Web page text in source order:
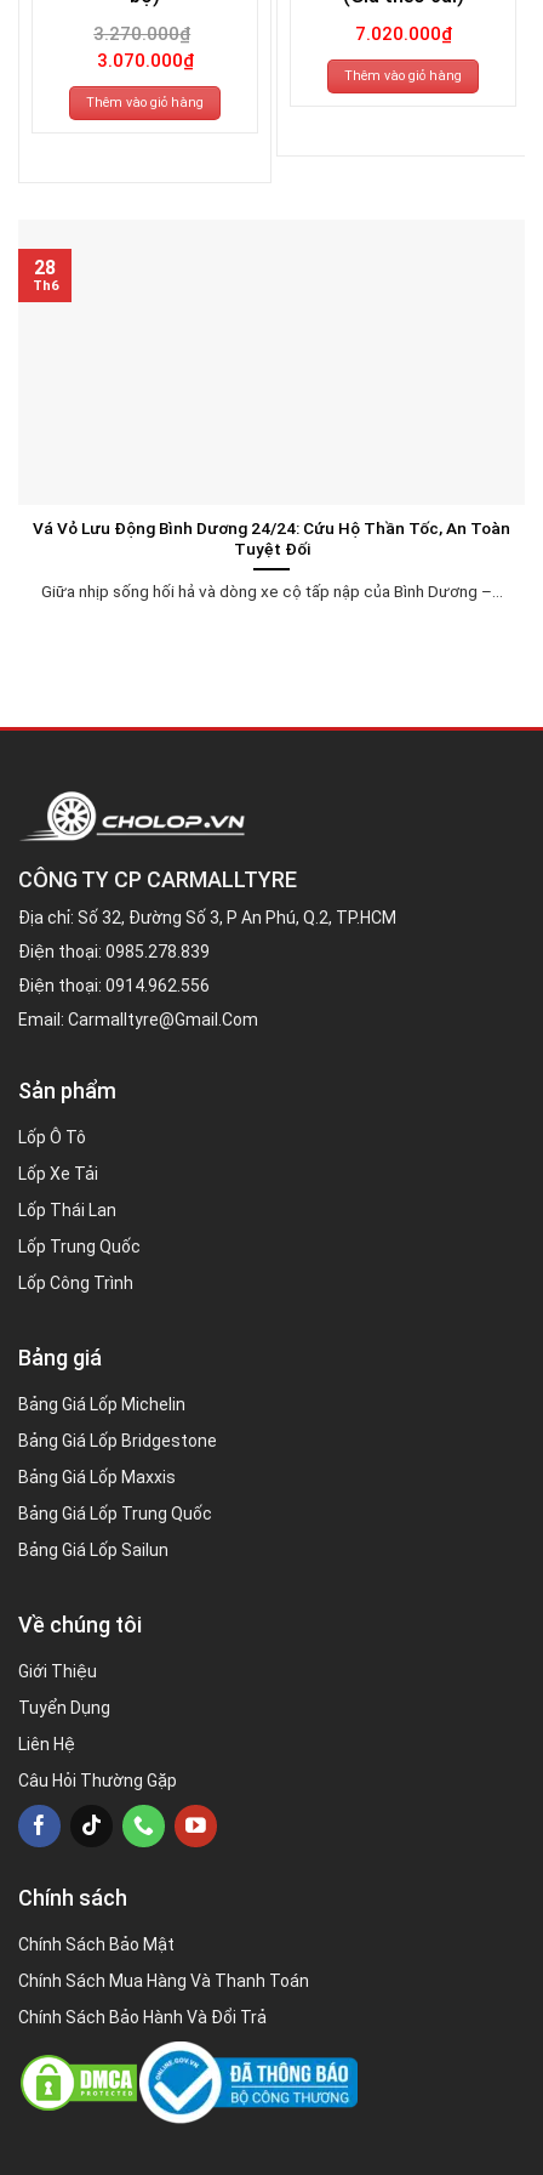
3.270.000₫
Giá
gốc
là:
3.270.000₫.
3.070.000₫Giá
hiện
tại
là:
3.070.000₫.
Thêm vào giỏ hàng
7.020.000₫
Thêm vào giỏ hàng
Vá Vỏ Lưu Động Bình Dương 24/24: Cứu Hộ Thần Tốc, An Toàn
Tuyệt Đối
Giữa nhịp sống hối hả và dòng xe cộ tấp nập của Bình Dương –...
28
Th6
CÔNG TY CP CARMALLTYRE
Địa chỉ: Số 32, Đường Số 3, P An Phú, Q.2, TP.HCM
Điện thoại: 0985.278.839
Điện thoại: 0914.962.556
Email: Carmalltyre@gmail.com
Sản phẩm
Lốp Ô Tô
Lốp Xe Tải
Lốp Thái Lan
Lốp Trung Quốc
Lốp Công Trình
Bảng giá
Bảng Giá Lốp Michelin
Bảng Giá Lốp Bridgestone
Bảng Giá Lốp Maxxis
Bảng Giá Lốp Trung Quốc
Bảng Giá Lốp Sailun
Về chúng tôi
Giới Thiệu
Tuyển Dụng
Liên Hệ
Câu Hỏi Thường Gặp
Chính sách
Chính Sách Bảo Mật
Chính Sách Mua Hàng Và Thanh Toán
Chính Sách Bảo Hành Và Đổi Trả